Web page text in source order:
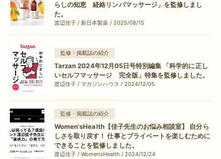
らしの知恵 経絡リンパマッサージ」を監修しまし
た。
渡辺佳子 / 新日本製薬 / 2025/08/15
監修・掲載誌の紹介
Tarzan 2024年12月05日号特別編集 「科学的に正し
いセルフマッサージ 完全版」特集を監修しました。
渡辺佳子 / マガジンハウス / 2024/12/05
監修・掲載誌の紹介
Women'sHealth【佳子先生のお悩み相談室】 自分ら
しさを取り戻す！ 仕事とプライベートを楽しむために
できることを監修しました。
渡辺佳子 / WomensHealth / 2024/12/24